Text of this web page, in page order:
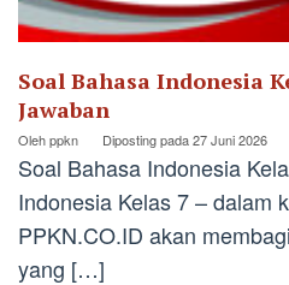
Soal Bahasa Indonesia
Jawaban
Olehppkn Diposting pada27 Juni 2026
Soal Bahasa Indonesia
Indonesia Kelas 7 – dalam
PPKN.CO.ID akan
yang […]